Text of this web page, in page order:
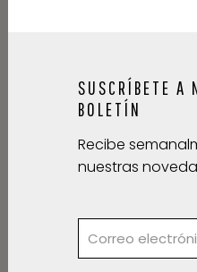
SUSCRÍBETE A
BOLETÍN
Recibe
nuestras